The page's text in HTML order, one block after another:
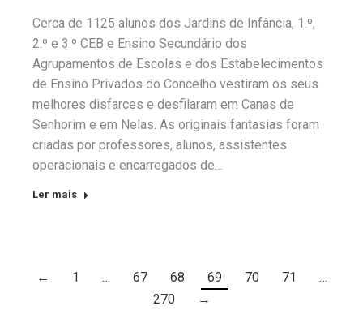
Cerca de 1125 alunos dos Jardins de Infância, 1.º,
2.º e 3.º CEB e Ensino Secundário dos
Agrupamentos de Escolas e dos Estabelecimentos
de Ensino Privados do Concelho vestiram os seus
melhores disfarces e desfilaram em Canas de
Senhorim e em Nelas. As originais fantasias foram
criadas por professores, alunos, assistentes
operacionais e encarregados de…
Ler mais
← 1 … 67 68 69 70 71
…
270
→